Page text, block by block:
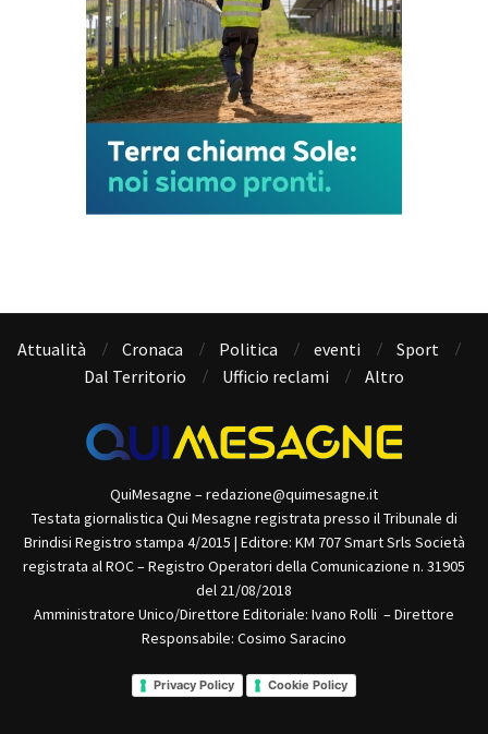
Attualità Cronaca Politica eventi
Sport
Dal Territorio
Ufficio reclami Altro
QuiMesagne – redazione@quimesagne.it
Testata giornalistica Qui Mesagne registrata presso il Tribunale di
Brindisi Registro stampa 4/2015 | Editore: KM 707 Smart Srls Società
registrata al ROC – Registro Operatori della Comunicazione n. 31905
del 21/08/2018
Amministratore Unico/Direttore Editoriale: Ivano Rolli – Direttore
Responsabile: Cosimo Saracino
Privacy Policy Cookie Policy